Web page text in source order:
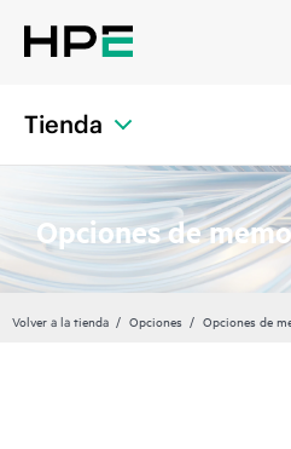
Tienda
Opciones de
Volver a la tienda Opciones Opciones de